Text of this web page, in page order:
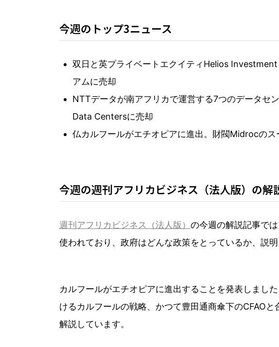
今週のトップ3ニュース
双日と英プライベートエクイティHelios
アムに売却
NTTデータが南アフリカで運営する7つのデータセ
Data Centersに売却
仏カルフールがエチオピアに進出。財閥Midrocの
今週の週刊アフリカビジネス（法人版）の解
週刊アフリカビジネス（法人版） の今週の解説記事で
使われており、政府はどんな政策をとっているか、説明
カルフールがエチオピアに進出することを発表しまし
けるカルフールの戦略、かつて豊田通商傘下のCFAO
解説しています。